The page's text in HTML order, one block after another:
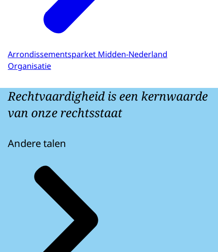
Arrondissementsparket Midden-Nederland
Organisatie
Rechtvaardigheid is een kernwaarde
van onze rechtsstaat
Andere talen